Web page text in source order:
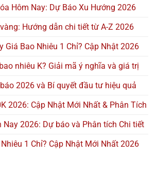
Hôm Nay: Dự Báo Xu Hướng 2026
Hướng dẫn chi tiết từ A-Z 2026
Giá Bao Nhiêu 1 Chỉ? Cập Nhật 2026
nhiêu K? Giải mã ý nghĩa và giá trị
2026 và Bí quyết đầu tư hiệu quả
2026: Cập Nhật Mới Nhất & Phân Tích
Nay 2026: Dự báo và Phân tích Chi tiết
1 Chỉ? Cập Nhật Mới Nhất 2026